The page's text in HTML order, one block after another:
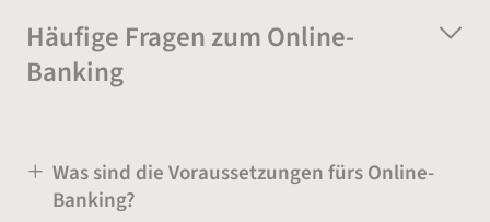
Häufige Fragen zum Online-
Banking
Was sind die Voraussetzungen fürs Online-
Banking?